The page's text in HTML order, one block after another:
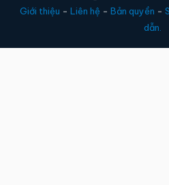
Giới thiệu - Liên hệ - Bản quyền -
dẫn.